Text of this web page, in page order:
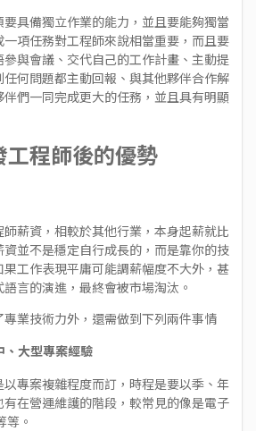
具備獨立作業的能力，並且要能夠獨當
項任務對工程師來說相當重要，而且要
與會議、交代自己的工作計畫、主動提
何問題都主動回報、與其他夥伴合作解
們一同完成更大的任務，並且具有明顯
工程師後的優勢
薪資，相較於其他行業，本身起薪就比
並不是穩定自行成長的，而是靠你的技
工作表現平庸可能調薪幅度不大外，甚
言的演進，最終會被市場淘汰。
業技術力外，還需做到下列兩件事情
、大型專案經驗
專案複雜程度而訂，時程是要以季、年
在營運維護的階段，較常見的像是電子
等。